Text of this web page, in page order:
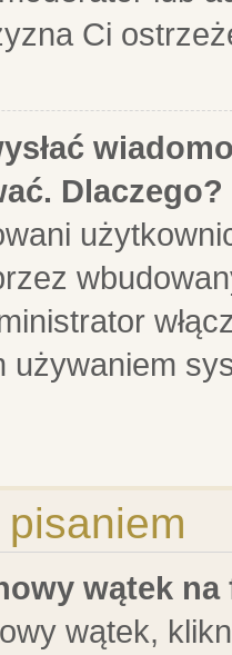
Ci
Dlaczego?
używaniem
wątek na
wątek,